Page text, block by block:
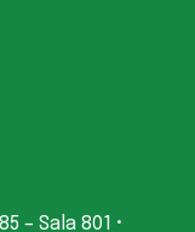
– Sala 801 •